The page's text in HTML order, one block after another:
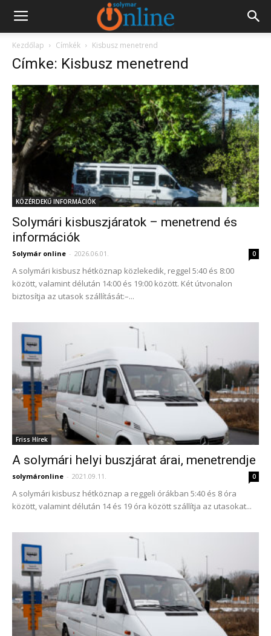
Kezdőlap Címkék Kisbusz menetrend
Címke: Kisbusz menetrend
KÖZÉRDEKŰ INFORMÁCIÓK
Solymári kisbuszjáratok – menetrend és
információk
Solymár online - 2026.06.01. 0
A solymári kisbusz hétköznap közlekedik, reggel 5:40 és 8:00
között, valamint délután 14:00 és 19:00 között. Két útvonalon
biztosítja az utasok szállítását:–...
Friss Hírek
A solymári helyi buszjárat árai, menetrendje
solymáronline - 2021.09.11. 0
A solymári kisbusz hétköznap a reggeli órákban 5:40 és 8 óra
között, valamint délután 14 és 19 óra között szállítja az utasokat...